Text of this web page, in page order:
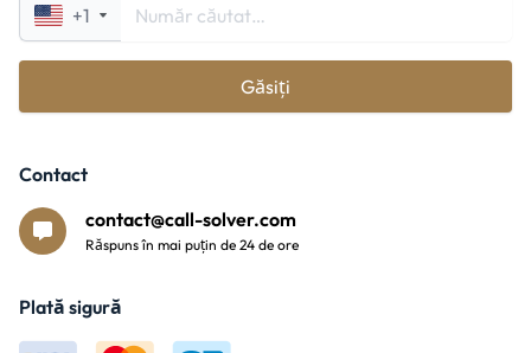
+1
Găsiți
Contact
contact@call-solver.com
Răspuns în mai puțin de 24 de ore
Plată sigură